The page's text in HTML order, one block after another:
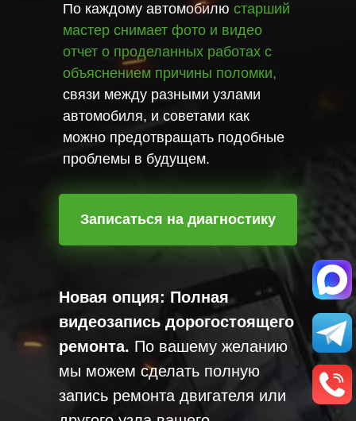
По каждому автомобилю старший
мастер снимает фото и видео
отчет о проделанных работах с
объяснением причины поломки,
связи между разными узлами
автомобиля, и советами как
можно предотвращать подобные
проблемы в будущем.
Новая опция: Полная
видеозапись дорогостоящего
ремонта. По вашему желанию
мы можем сделать полную
запись ремонта двигателя или
Записаться на диагностику